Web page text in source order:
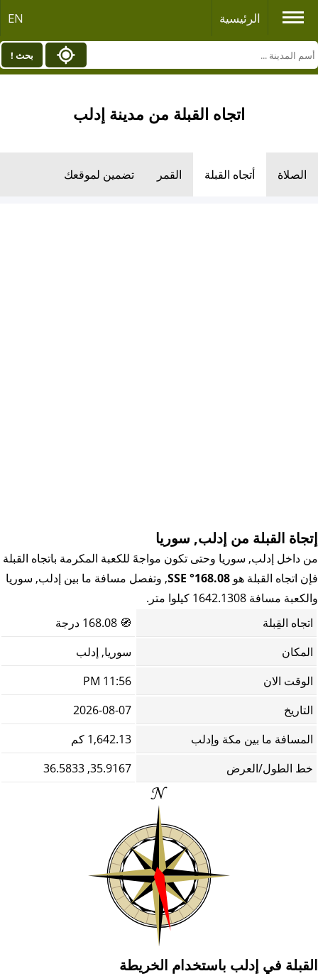
الرئيسية EN
بحث !
اتجاه القبلة من مدينة إدلب
الصلاة أتجاه القبلة القمر تضمين لموقعك
إتجاة القبلة من إدلب, سوريا
من داخل إدلب, سوريا وحتى تكون مواجهً للكعبة المكرمة باتجاه القبلة
فإن اتجاه القبلة هو 168.08° SSE
, وتفصل مسافة ما بين إدلب, سوريا
والكعبة مسافة 1642.1308 كيلوا متر.
اتجاه القِبلة
🧭
المكان
سوريا, إدلب
الوقت الان
11:56 PM
التاريخ
2026-08-07
المسافة ما بين مكة وإدلب
1,642.13 كم
خط الطول/العرض
35.9167, 36.5833
القبلة في إدلب باستخدام الخريطة